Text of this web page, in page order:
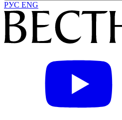
РУС ENG